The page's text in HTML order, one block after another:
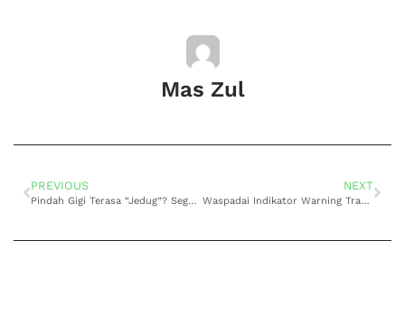
Mas Zul
PREVIOUS
Pindah Gigi Terasa “Jedug”? Segera ke Bengkel Spesialis Perpindahan Transmisi Mobil Toyota Rush Kasar di Lembang
NEXT
Waspadai Indikator Warning Transmisi Menyala, Penyebab Transmisi Mobil Matic Toyota Voxy Slip di Ciwidey